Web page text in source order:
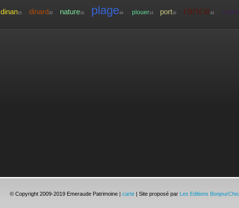
dinan15 dinard20 nature16 plage44 plouer14 port16 rance43
© Copyright 2009-2019 Emeraude Patrimoine | carte| Site proposé par Les Editions